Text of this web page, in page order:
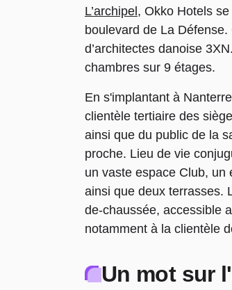
L’archipel , Okko Hotels
boulevard de La
d’architectes danoise
chambres sur 9 étages.
En s'implantant à
clientèle tertiaire des
ainsi que du public de la
proche. Lieu de vie
un vaste espace Club, un
ainsi que deux terrasses.
de-chaussée, accessible
notamment à la clientèle
Un mot sur